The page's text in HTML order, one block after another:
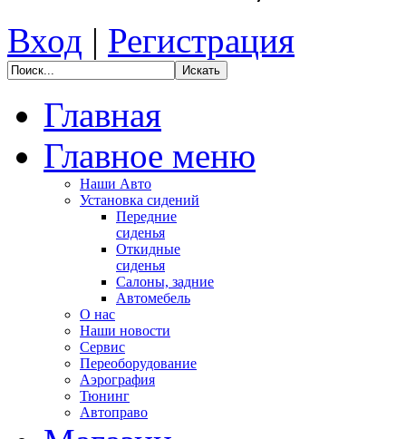
Вход | Регистрация
Главная
Главное меню
Наши Авто
Установка сидений
Передние
сиденья
Откидные
сиденья
Салоны, задние
Автомебель
О нас
Наши новости
Сервис
Переоборудование
Аэрография
Тюнинг
Автоправо